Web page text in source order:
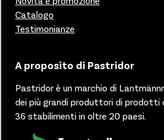
Catalogo
Testimonianze
A proposito di Pastridor
Pastridor è un marchio di
dei più grandi produttori di prodotti
36 stabilimenti in oltre 20 paesi.